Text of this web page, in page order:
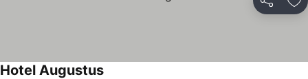
Jaa
Hotel Augustus